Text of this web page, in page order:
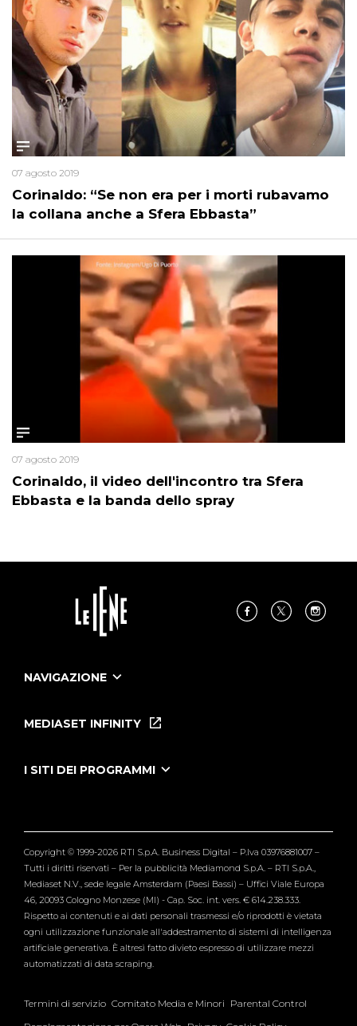
Corinaldo: “Se non era per i morti rubavamo
la collana anche a Sfera Ebbasta”
07 agosto 2019
Corinaldo, il video dell'incontro tra Sfera
Ebbasta e la banda dello spray
07 agosto 2019
NAVIGAZIONE
Le Iene Presentano Inside
Tutti i servizi
MEDIASET INFINITY
I SITI DEI PROGRAMMI
Verissimo
Copyright © 1999-2026 RTI S.p.A. Business Digital – P.Iva 03976881007 –
Tutti i diritti riservati – Per la pubblicità Mediamond S.p.A. – RTI S.p.A.,
Mediaset N.V., sede legale Amsterdam (Paesi Bassi) – Uffici Viale Europa
46, 20093 Cologno Monzese (MI) - Cap. Soc. int. vers. € 614.238.333.
Rispetto ai contenuti e ai dati personali trasmessi e/o riprodotti è vietata
ogni utilizzazione funzionale all'addestramento di sistemi di intelligenza
artificiale generativa. È altresì fatto divieto espresso di utilizzare mezzi
automatizzati di data scraping.
Termini di servizio Comitato Media e Minori Parental Control